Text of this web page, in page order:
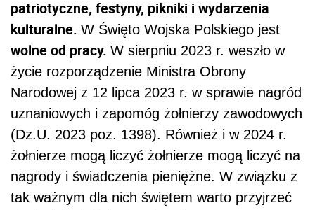
patriotyczne, festyny, pikniki i wydarzenia
kulturalne. W Święto Wojska Polskiego jest
wolne od pracy. W sierpniu 2023 r. weszło w
życie rozporządzenie Ministra Obrony
Narodowej z 12 lipca 2023 r. w sprawie nagród
uznaniowych i zapomóg żołnierzy zawodowych
(Dz.U. 2023 poz. 1398). Również i w 2024 r.
żołnierze mogą liczyć żołnierze mogą liczyć na
nagrody i świadczenia pieniężne. W związku z
tak ważnym dla nich świętem warto przyjrzeć